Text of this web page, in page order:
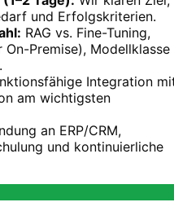
und Erfolgskriterien.
RAG vs. Fine-Tuning,
Premise), Modellklasse
Integration
am wichtigsten
an ERP/CRM,
und kontinuierliche